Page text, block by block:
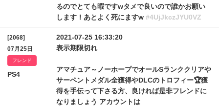
るのでとても暇ですwタメで良いので誰かお願い
します！あとよく死にますw #4UjJkczJYU0VZ
[2068]
07月25日
フレンド
PS4
2021-07-25 16:33:20
表示期限切れ
アマチュア～ノーホープでオールSランククリアや
サーペントメダル全獲得やDLCのトロフィー🏆️獲
得を手伝って下さる方、良ければ是非フレンドに
なりましょう アカウントは